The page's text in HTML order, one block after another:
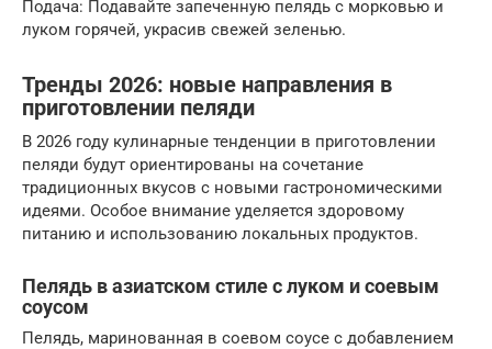
Подача: Подавайте запеченную пелядь с морковью и
луком горячей, украсив свежей зеленью.
Тренды 2026: новые направления в
приготовлении пеляди
В 2026 году кулинарные тенденции в приготовлении
пеляди будут ориентированы на сочетание
традиционных вкусов с новыми гастрономическими
идеями. Особое внимание уделяется здоровому
питанию и использованию локальных продуктов.
Пелядь в азиатском стиле с луком и соевым
соусом
Пелядь, маринованная в соевом соусе с добавлением